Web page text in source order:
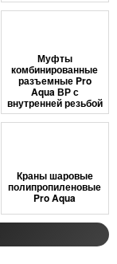
Муфты
комбинированные
разъемные Pro
Aqua ВР с
внутренней резьбой
Краны шаровые
полипропиленовые
Pro Aqua